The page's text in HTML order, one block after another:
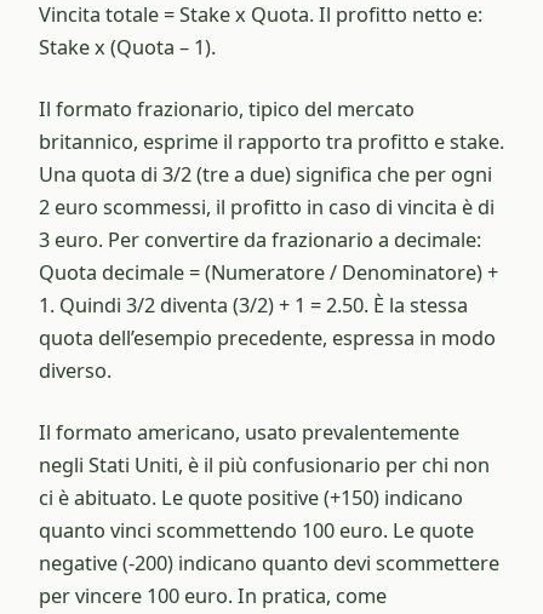
Vincita totale = Stake x Quota. Il profitto netto e:
Stake x (Quota – 1).
Il formato frazionario, tipico del mercato
britannico, esprime il rapporto tra profitto e stake.
Una quota di 3/2 (tre a due) significa che per ogni
2 euro scommessi, il profitto in caso di vincita è di
3 euro. Per convertire da frazionario a decimale:
Quota decimale = (Numeratore / Denominatore) +
1. Quindi 3/2 diventa (3/2) + 1 = 2.50. È la stessa
quota dell’esempio precedente, espressa in modo
diverso.
Il formato americano, usato prevalentemente
negli Stati Uniti, è il più confusionario per chi non
ci è abituato. Le quote positive (+150) indicano
quanto vinci scommettendo 100 euro. Le quote
negative (-200) indicano quanto devi scommettere
per vincere 100 euro. In pratica, come